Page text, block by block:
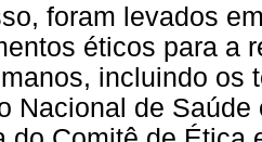
foram levados
éticos para a
incluindo os
Nacional de